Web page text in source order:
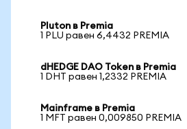
Pluton в Premia
1 PLU равен 6,4432 PREMIA
dHEDGE DAO Token в Premia
1 DHT равен 1,2332 PREMIA
Mainframe в Premia
1 MFT равен 0,009850 PREMIA